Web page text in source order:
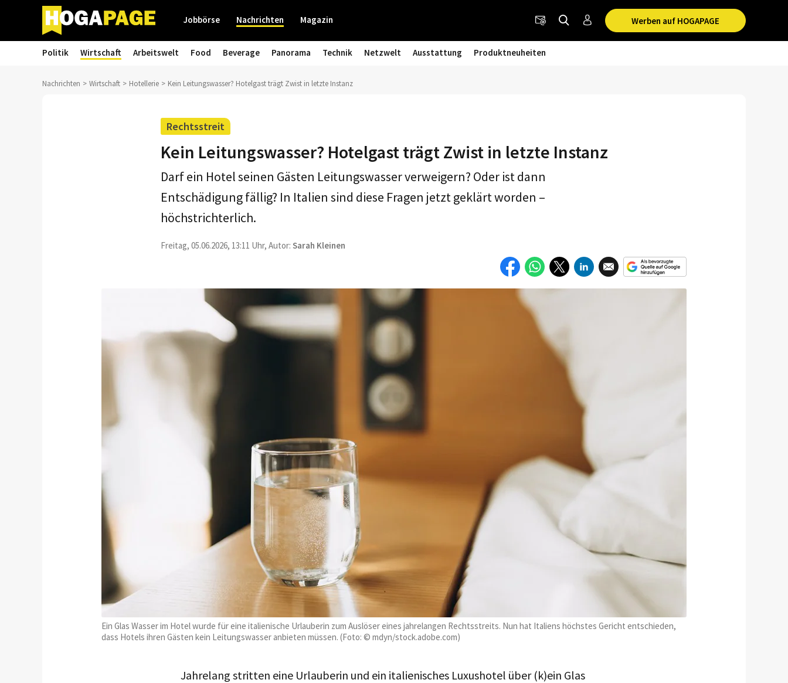
Werben auf HOGAPAGE
Jobbörse Nachrichten Magazin
Politik Wirtschaft Arbeitswelt Food Beverage Panorama Technik Netzwelt Ausstattung Produktneuheiten
Nachrichten Wirtschaft Hotellerie Kein Leitungswasser? Hotelgast trägt Zwist in letzte Instanz
Rechtsstreit
Kein Leitungswasser? Hotelgast trägt Zwist in letzte Instanz
Ein Glas Wasser im Hotel wurde für eine italienische Urlauberin zum Auslöser eines jahrelangen Rechtsstreits. Nun hat Italiens höchstes Gericht entschieden,
dass Hotels ihren Gästen kein Leitungswasser anbieten müssen. (Foto: © mdyn/stock.adobe.com)
Darf ein Hotel seinen Gästen Leitungswasser verweigern? Oder ist dann
Entschädigung fällig? In Italien sind diese Fragen jetzt geklärt worden –
höchstrichterlich.
Freitag, 05.06.2026, 13:11 Uhr, Autor: Sarah Kleinen
Jahrelang stritten eine Urlauberin und ein italienisches Luxushotel über (k)ein Glas